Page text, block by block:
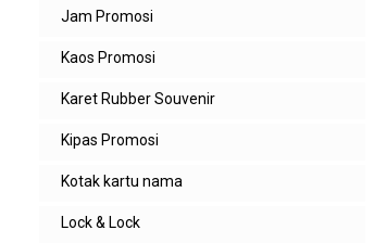
Jam Promosi
Kaos Promosi
Karet Rubber Souvenir
Kipas Promosi
Kotak kartu nama
Lock & Lock